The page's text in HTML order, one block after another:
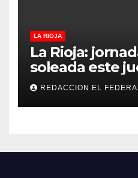
LA RIOJA
La Rioja:
soleada este
temperaturas
el viernes
REDACCION EL